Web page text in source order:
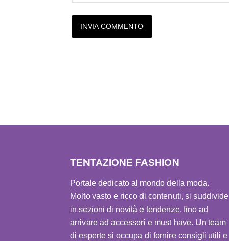
TENTAZIONE FASHION
Portale dedicato al mondo della moda.
Molto vasto e ricco di contenuti, si suddivide
in sezioni di novità e tendenze, fino ad
arrivare ad accessori e must have. Un team
di esperte si occupa di fornire consigli utili e